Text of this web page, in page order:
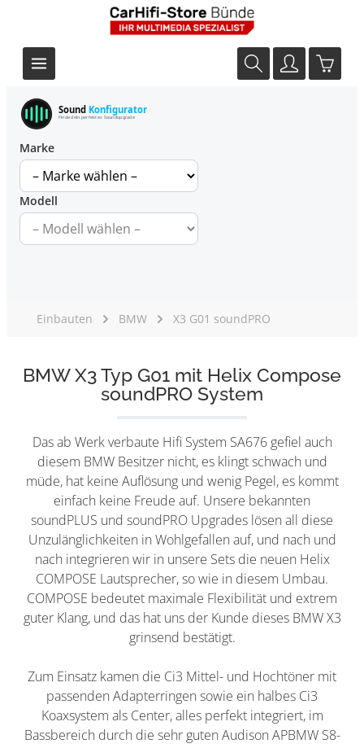
Sound Konfigurator
Finde dein perfektes Soundupgrade
Marke
Modell
Einbauten BMW X3 G01 soundPRO
BMW X3 Typ G01 mit Helix Compose
soundPRO System
Das ab Werk verbaute Hifi System SA676 gefiel auch
diesem BMW Besitzer nicht, es klingt schwach und
müde, hat keine Auflösung und wenig Pegel, es kommt
einfach keine Freude auf. Unsere bekannten
soundPLUS und soundPRO Upgrades lösen all diese
Unzulänglichkeiten in Wohlgefallen auf, und nach und
nach integrieren wir in unsere Sets die neuen Helix
COMPOSE Lautsprecher, so wie in diesem Umbau.
COMPOSE bedeutet maximale Flexibilität und extrem
guter Klang, und das hat uns der Kunde dieses BMW X3
grinsend bestätigt.
Zum Einsatz kamen die Ci3 Mittel- und Hochtöner mit
passenden Adapterringen sowie ein halbes Ci3
Koaxsystem als Center, alles perfekt integriert, im
Bassbereich durch die sehr guten Audison APBMW S8-